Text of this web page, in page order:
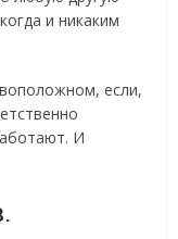
и никаким
если,
И